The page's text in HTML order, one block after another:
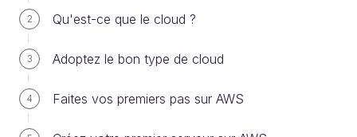
2 Qu'est-ce que le cloud ?
3 Adoptez le bon type de cloud
4 Faites vos premiers pas sur AWS
sur AWS
Welcome to the 100% online school for careers with
a future.
Get free access to all the features of this course
(quizzes, videos, unlimited access to all chapters) by